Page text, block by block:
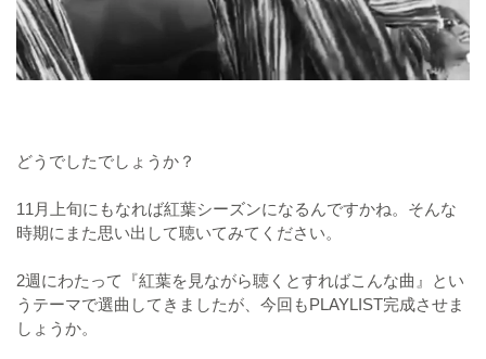
どうでしたでしょうか？
11月上旬にもなれば紅葉シーズンになるんですかね。そんな
時期にまた思い出して聴いてみてください。
2週にわたって『紅葉を見ながら聴くとすればこんな曲』とい
うテーマで選曲してきましたが、今回もPLAYLIST完成させま
しょうか。